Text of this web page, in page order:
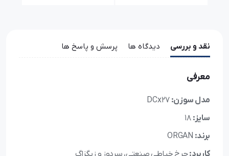
نقد و بررسی دیدگاه ها پرسش و پاسخ ها
معرفی
مدل سوزن: DCx27
سایز: 18
برند:
کاربرد:چرخ خیاطی صنعتی، سردوز و زیگزاگ